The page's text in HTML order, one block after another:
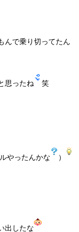
んで乗り切ってたん
思ったね 笑
やったんかな ）
出したな